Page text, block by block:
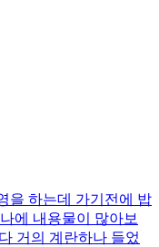
을 하는데 가기전에 밥
에 내용물이 많아보
거의 계란하나 들었